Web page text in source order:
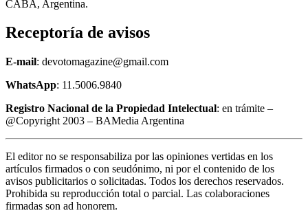
CABA, Argentina.
Receptoría de avisos
E-mail: devotomagazine@gmail.com
WhatsApp: 11.5006.9840
Registro Nacional de la Propiedad Intelectual: en trámite –
@Copyright 2003 – BAMedia Argentina
El editor no se responsabiliza por las opiniones vertidas en los
artículos firmados o con seudónimo, ni por el contenido de los
avisos publicitarios o solicitadas. Todos los derechos reservados.
Prohibida su reproducción total o parcial. Las colaboraciones
firmadas son ad honorem.